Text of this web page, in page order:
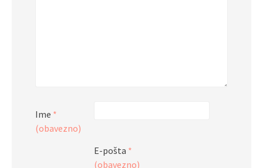
Ime *
(obavezno)
E-pošta *
(obavezno)